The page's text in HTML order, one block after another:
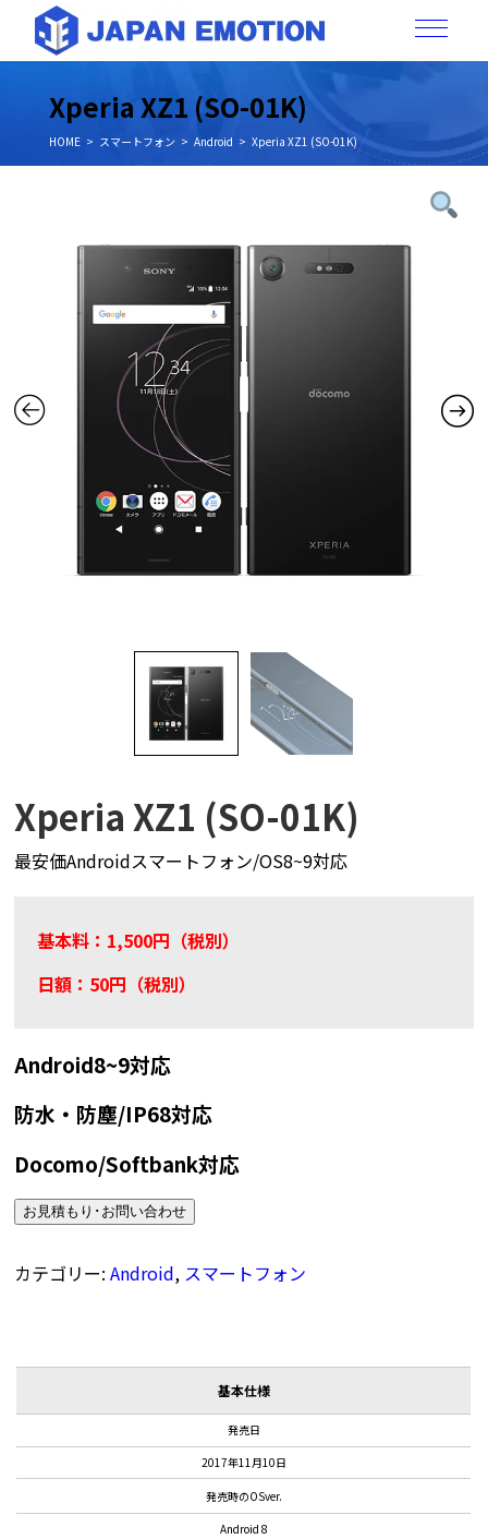
Xperia XZ1 (SO-01K)
HOME スマートフォン Android Xperia XZ1 (SO-01K)
Xperia XZ1 (SO-01K)
最安価Androidスマートフォン/OS8~9対応
基本料：1,500円（税別）
日額：50円（税別）
Android8~9対応
防水・防塵/IP68対応
Docomo/Softbank対応
お見積もり･お問い合わせ
カテゴリー:Android, スマートフォン
基本仕様
発売日
2017年11月10日
発売時のOSver.
Android 8